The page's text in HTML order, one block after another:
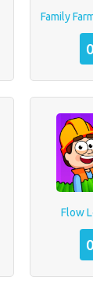
Family
Flow